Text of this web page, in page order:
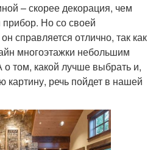
– скорее декорация, чем
Но со своей
справляется отлично, так как
многоэтажки небольшим
том, какой лучше выбрать и,
картину, речь пойдет в нашей